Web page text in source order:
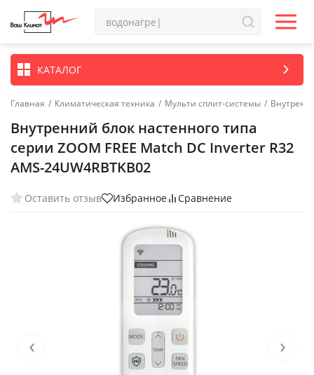
КАТАЛОГ
Главная / Климатическая техника / Мульти сплит-системы /
Внутренний блок настенного типа
серии ZOOM FREE Match DC Inverter R32
AMS-24UW4RBTKB02
Оставить отзыв Избранное Сравнение
‹ ›